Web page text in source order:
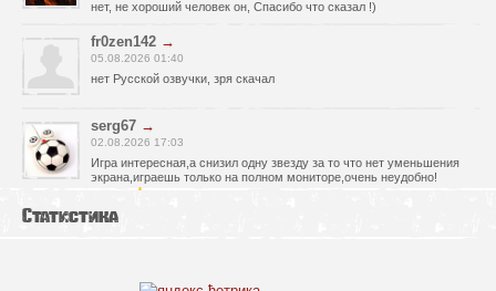
нет, не хороший человек он, Спасибо что сказал !)
fr0zen142 →
05.08.2026 01:40
нет Русской озвучки, зря скачал
serg67 →
02.08.2026 17:03
Игра интересная,а снизил одну звезду за то что нет уменьшения
экрана,играешь только на полном мониторе,очень неудобно!
испробовал?
Статистика